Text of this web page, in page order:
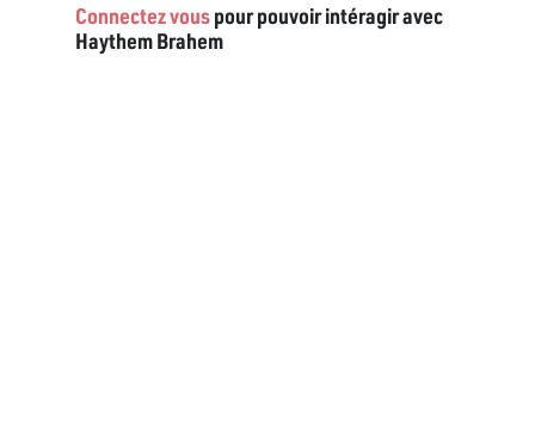
Connectez vouspour pouvoir intéragir avec
Haythem Brahem